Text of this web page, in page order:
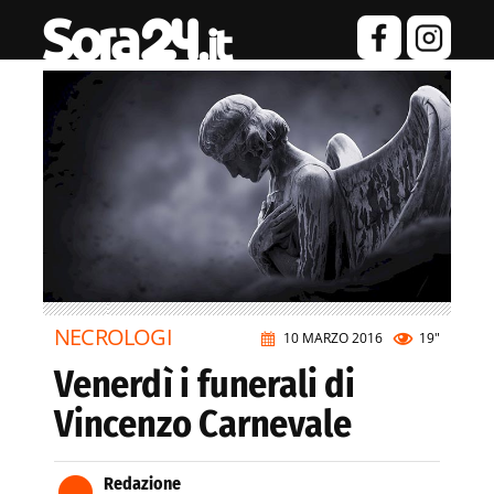
10 MARZO 2016 19"
NECROLOGI
Venerdì i funerali di
Vincenzo Carnevale
Redazione